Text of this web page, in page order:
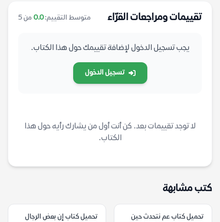
تقييمات ومراجعات القرّاء متوسط التقييم:0.0 من 5
يجب تسجيل الدخول لإضافة تقييمك حول هذا الكتاب.
تسجيل الدخول
لا توجد تقييمات بعد. كن أنت أول من يشارك رأيه حول هذا
الكتاب.
كتب مشابهة
تحميل كتاب عم نتحدث حين
تحميل كتاب إن بعض الرجال